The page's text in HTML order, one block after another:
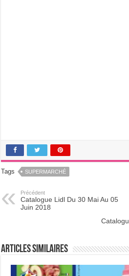
Tags SUPERMARCHÉ
Précédent
Catalogue Lidl Du 30 Mai Au 05
Juin 2018
Articles Similaires